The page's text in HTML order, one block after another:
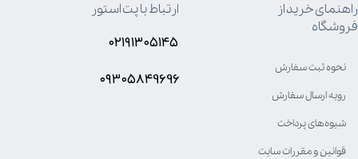
راهنمای خرید از
فروشگاه
نحوه ثبت سفارش
رویه ارسال سفارش
شیوه‌های پرداخت
قوانین و مقررات سایت
ارتباط با پت استور
۰۲۱۹۱۳۰۵۱۴۵
۰۹۳۰۵8۴9696